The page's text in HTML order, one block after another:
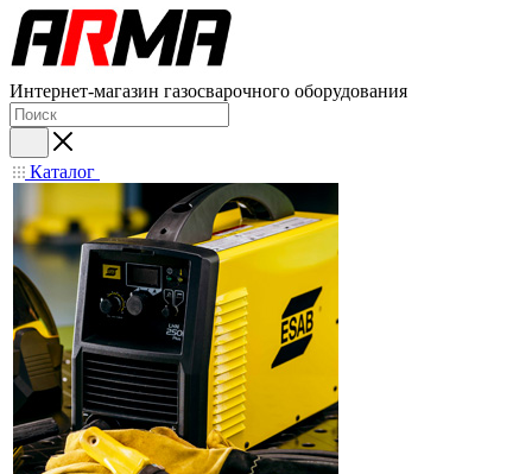
Интернет-магазин газосварочного оборудования
Каталог